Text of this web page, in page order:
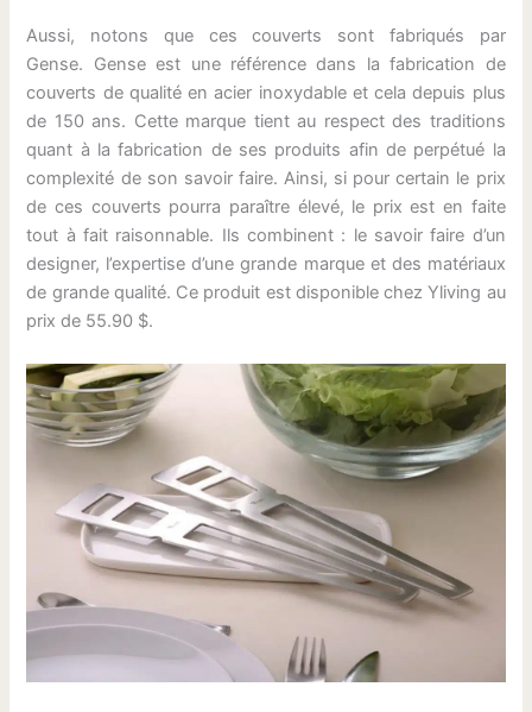
Aussi, notons que ces couverts sont fabriqués par
Gense. Gense est une référence dans la fabrication de
couverts de qualité en acier inoxydable et cela depuis plus
de 150 ans. Cette marque tient au respect des traditions
quant à la fabrication de ses produits afin de perpétué la
complexité de son savoir faire. Ainsi, si pour certain le prix
de ces couverts pourra paraître élevé, le prix est en faite
tout à fait raisonnable. Ils combinent : le savoir faire d’un
designer, l’expertise d’une grande marque et des matériaux
de grande qualité. Ce produit est disponible chez Yliving au
prix de 55.90 $.